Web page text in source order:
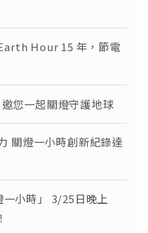
Hour 15 年，節電
您一起關燈守護地球
關燈一小時創新紀錄達
小時」 3/25日晚上